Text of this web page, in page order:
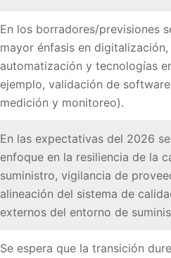
En los borradores/previsiones
mayor énfasis en
automatización y tecnologías
ejemplo, validación de
medición y monitoreo).
En las expectativas del 2026
enfoque en la resiliencia de la
suministro, vigilancia de
alineación del sistema de
externos del entorno de
Se espera que la transición dure